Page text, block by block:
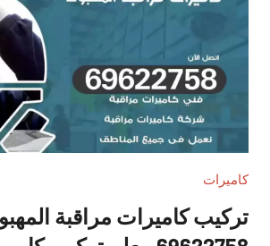
كاميرات
تركيب كاميرات مراقبة